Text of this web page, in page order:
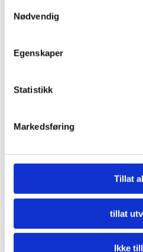
Nødvendig
Egenskaper
Statistikk
Markedsføring
Tillat
tillat
Ikke
Nå må offentlige